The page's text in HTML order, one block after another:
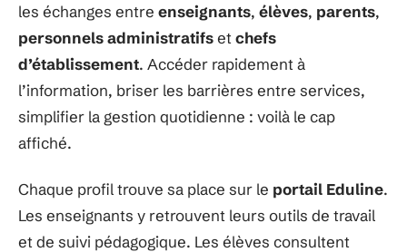
les échanges entre enseignants, élèves, parents,
personnels administratifset chefs
d’établissement. Accéder rapidement à
l’information, briser les barrières entre services,
simplifier la gestion quotidienne : voilà le cap
affiché.
Chaque profil trouve sa place sur le portail Eduline.
Les enseignants y retrouvent leurs outils de travail
et de suivi pédagogique. Les élèves consultent